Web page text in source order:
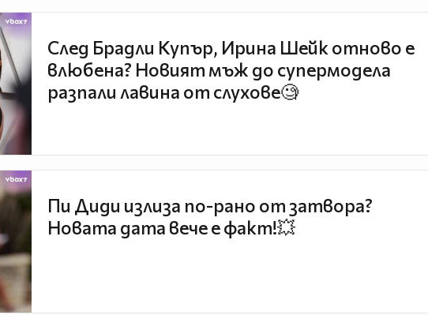
След Брадли Купър, Ирина Шейк отново е
влюбена? Новият мъж до супермодела
разпали лавина от слухове🧐
Пи Диди излиза по-рано от затвора?
Новата дата вече е факт!💥